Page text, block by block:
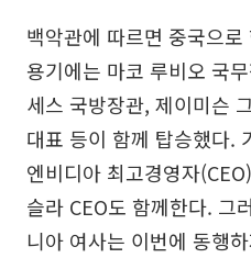
백악관에 따르면 중국으
용기에는 마코 루비오 국
세스 국방장관, 제이미슨
대표 등이 함께 탑승했다.
엔비디아 최고경영자
슬라 CEO도 함께한다. 그
니아 여사는 이번에 동행